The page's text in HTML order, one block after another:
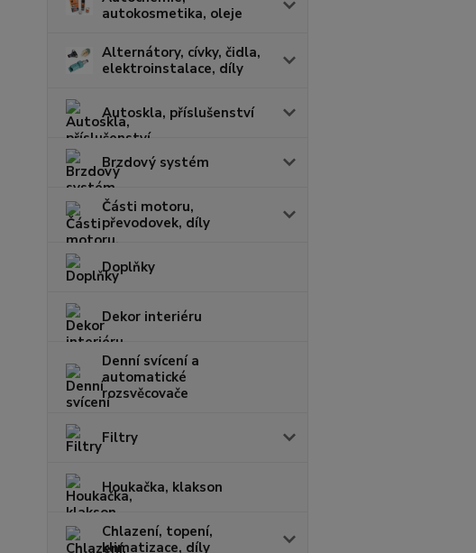
autokosmetika, oleje
Alternátory, cívky, čidla,
elektroinstalace, díly
Autoskla, příslušenství
Brzdový systém
Části motoru,
převodovek, díly
Doplňky
Dekor interiéru
Denní svícení a
automatické
rozsvěcovače
Filtry
Houkačka, klakson
Chlazení, topení,
klimatizace, díly